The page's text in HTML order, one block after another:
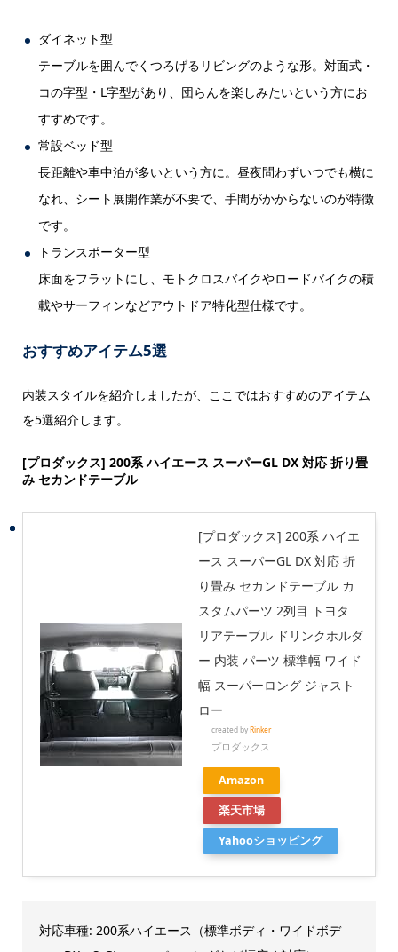
ダイネット型
テーブルを囲んでくつろげるリビングのような形。対面式・
コの字型・L字型があり、団らんを楽しみたいという方にお
すすめです。
常設ベッド型
長距離や車中泊が多いという方に。昼夜問わずいつでも横に
なれ、シート展開作業が不要で、手間がかからないのが特徴
です。
トランスポーター型
床面をフラットにし、モトクロスバイクやロードバイクの積
載やサーフィンなどアウトドア特化型仕様です。
おすすめアイテム5選
内装スタイルを紹介しましたが、ここではおすすめのアイテム
を5選紹介します。
[プロダックス] 200系 ハイエース スーパーGL DX 対応 折り畳
み セカンドテーブル
[プロダックス] 200系 ハイエ
ース スーパーGL DX 対応 折
り畳み セカンドテーブル カ
スタムパーツ 2列目 トヨタ
リアテーブル ドリンクホルダ
ー 内装 パーツ 標準幅 ワイド
幅 スーパーロング ジャスト
ロー
created byRinker
プロダックス
Amazon
楽天市場
Yahooショッピング
対応車種: 200系ハイエース（標準ボディ・ワイドボデ